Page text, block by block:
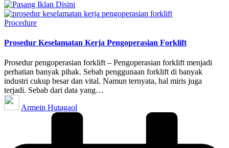
Posted
Procedure
Prosedur Keselamatan Kerja Pengoperasian Forklift
Prosedur pengoperasian forklift – Pengoperasian forklift menjadi
perhatian banyak pihak. Sebab penggunaan forklift di banyak
industri cukup besar dan vital. Namun ternyata, hal miris juga
terjadi. Sebab dari data yang…
Posted
by
Armein Hutagaol